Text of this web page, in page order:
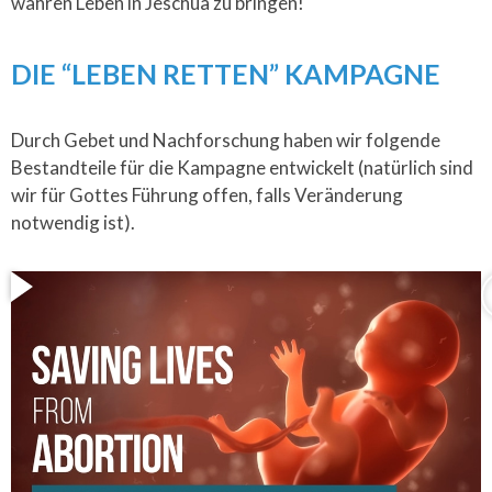
DIE “LEBEN RETTEN” KAMPAGNE
Durch Gebet und Nachforschung haben wir folgende
Bestandteile für die Kampagne entwickelt (natürlich sind
wir für Gottes Führung offen, falls Veränderung
notwendig ist).